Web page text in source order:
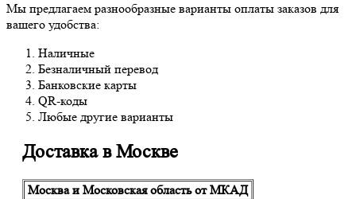
Мы предлагаем разнообразные варианты оплаты заказов для
вашего удобства:
Наличные
Безналичный перевод
Банковские карты
QR-коды
Любые другие варианты
Доставка в Москве
Москва и Московская область от МКАД